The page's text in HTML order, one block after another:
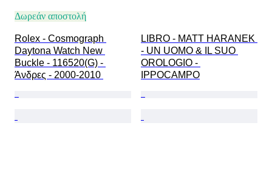
Δωρεάν αποστολή
Rolex - Cosmograph
Daytona Watch New
Buckle - 116520(G) -
Άνδρες - 2000-2010
LIBRO - MATT HARANEK
- UN UOMO & IL SUO
OROLOGIO -
IPPOCAMPO